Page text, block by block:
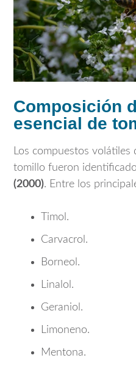
Composición
esencial de
Los compuestos volátiles
tomillo fueron
(2000). Entre los
Timol.
Carvacrol.
Borneol.
Linalol.
Geraniol.
Limoneno.
Mentona.